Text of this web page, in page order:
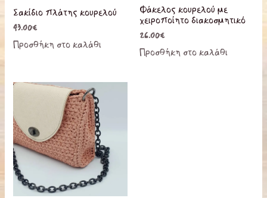
Σακίδιο πλάτης κουρελού
43.00€
Προσθήκη στο καλάθι
Φάκελος κουρελού με
χειροποίητο διακοσμητικό
26.00€
Προσθήκη στο καλάθι